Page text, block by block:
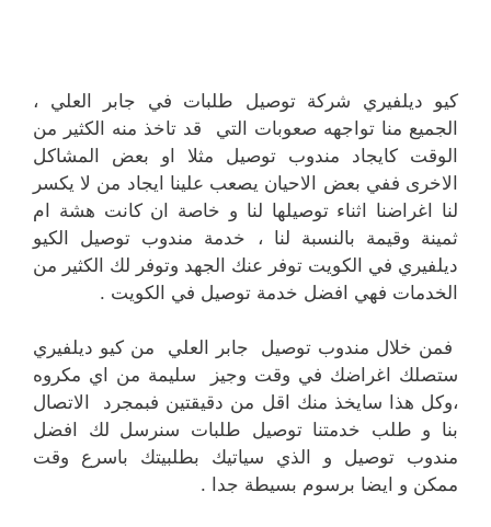
كيو ديلفيري شركة توصيل طلبات في جابر العلي ،
الجميع منا تواجهه صعوبات التي قد تاخذ منه الكثير من
الوقت كايجاد مندوب توصيل مثلا او بعض المشاكل
الاخرى ففي بعض الاحيان يصعب علينا ايجاد من لا يكسر
لنا اغراضنا اثناء توصيلها لنا و خاصة ان كانت هشة ام
ثمينة وقيمة بالنسبة لنا ، خدمة مندوب توصيل الكيو
ديلفيري في الكويت توفر عنك الجهد وتوفر لك الكثير من
الخدمات فهي افضل خدمة توصيل في الكويت .
فمن خلال مندوب توصيل جابر العلي من كيو ديلفيري
ستصلك اغراضك في وقت وجيز سليمة من اي مكروه
،وكل هذا سايخذ منك اقل من دقيقتين فبمجرد الاتصال
بنا و طلب خدمتنا توصيل طلبات سنرسل لك افضل
مندوب توصيل و الذي سياتيك بطلبيتك باسرع وقت
ممكن و ايضا برسوم بسيطة جدا .